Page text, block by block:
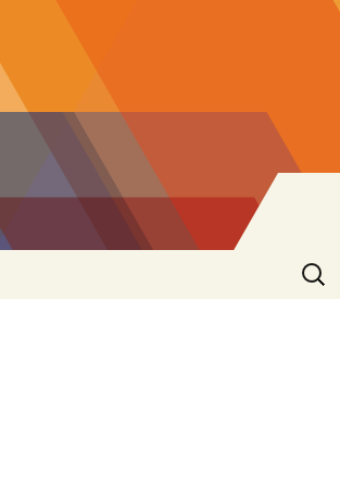
Ricerca
per: